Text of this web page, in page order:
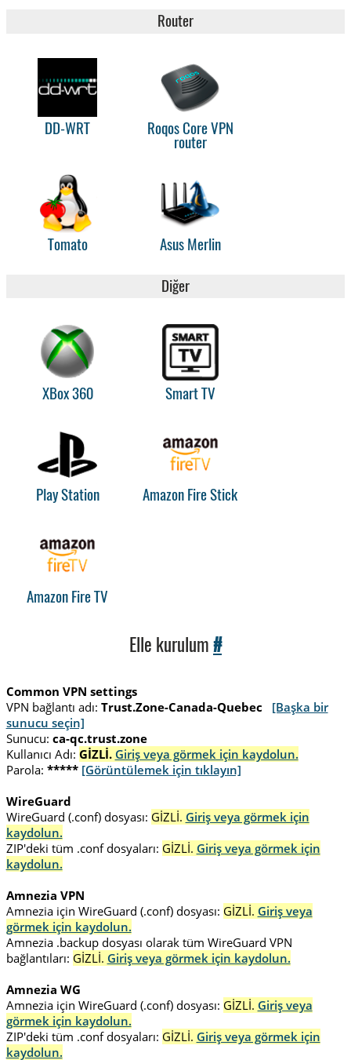
Router
DD-WRT
Roqos Core VPN
router
Tomato Asus Merlin
Diğer
XBox 360 Smart TV
Play Station Amazon Fire Stick
Amazon Fire TV
Elle kurulum #
Common VPN settings
VPN bağlantı adı: Trust.Zone-Canada-Quebec
[Başka bir
sunucu seçin]
Sunucu: ca-qc.trust.zone
Kullanıcı Adı: GİZLİ. Giriş veya görmek için kaydolun.
Parola: ***** [Görüntülemek için tıklayın]
WireGuard
WireGuard (.conf) dosyası: GİZLİ. Giriş veya görmek için
kaydolun.
ZIP'deki tüm .conf dosyaları: GİZLİ. Giriş veya görmek için
kaydolun.
Amnezia VPN
Amnezia için WireGuard (.conf) dosyası: GİZLİ. Giriş veya
görmek için kaydolun.
Amnezia .backup dosyası olarak tüm WireGuard VPN
bağlantıları: GİZLİ. Giriş veya görmek için kaydolun.
Amnezia WG
Amnezia için WireGuard (.conf) dosyası: GİZLİ. Giriş veya
görmek için kaydolun.
ZIP'deki tüm .conf dosyaları: GİZLİ. Giriş veya görmek için
kaydolun.